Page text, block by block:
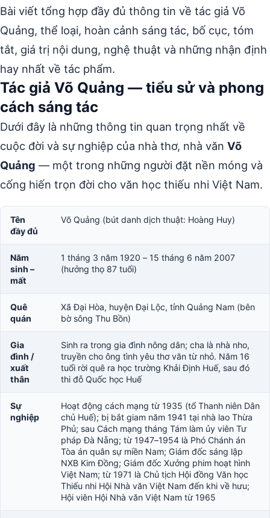
Bài viết tổng hợp đầy đủ thông tin về tác giả Võ
Quảng, thể loại, hoàn cảnh sáng tác, bố cục, tóm
tắt, giá trị nội dung, nghệ thuật và những nhận định
hay nhất về tác phẩm.
Tác giả Võ Quảng — tiểu sử và phong
cách sáng tác
Dưới đây là những thông tin quan trọng nhất về
cuộc đời và sự nghiệp của nhà thơ, nhà văn Võ
Quảng — một trong những người đặt nền móng và
cống hiến trọn đời cho văn học thiếu nhi Việt Nam.
Tên
đầy đủ
Võ Quảng (bút danh dịch thuật: Hoàng Huy)
Năm
sinh –
mất
1 tháng 3 năm 1920 – 15 tháng 6 năm 2007
(hưởng thọ 87 tuổi)
Quê
quán
Xã Đại Hòa, huyện Đại Lộc, tỉnh Quảng Nam (bên
bờ sông Thu Bồn)
Gia
đình /
xuất
thân
Sinh ra trong gia đình nông dân; cha là nhà nho,
truyền cho ông tình yêu thơ văn từ nhỏ. Năm 16
tuổi rời quê ra học trường Khải Định Huế, sau đó
thi đỗ Quốc học Huế
Sự
nghiệp
Hoạt động cách mạng từ 1935 (tổ Thanh niên Dân
chủ Huế); bị bắt giam năm 1941 tại nhà lao Thừa
Phủ; sau Cách mạng tháng Tám làm ủy viên Tư
pháp Đà Nẵng; từ 1947–1954 là Phó Chánh án
Tòa án quân sự miền Nam; Giám đốc sáng lập
NXB Kim Đồng; Giám đốc Xưởng phim hoạt hình
Việt Nam; từ 1971 là Chủ tịch Hội đồng Văn học
Thiếu nhi Hội Nhà văn Việt Nam đến khi về hưu;
Hội viên Hội Nhà văn Việt Nam từ 1965